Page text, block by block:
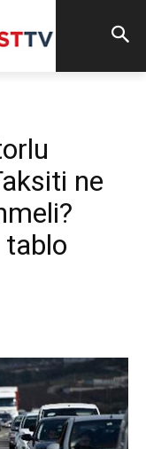
ne